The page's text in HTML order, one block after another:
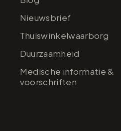
Nieuwsbrief
Thuiswinkelwaarborg
Duurzaamheid
Medische informatie &
voorschriften